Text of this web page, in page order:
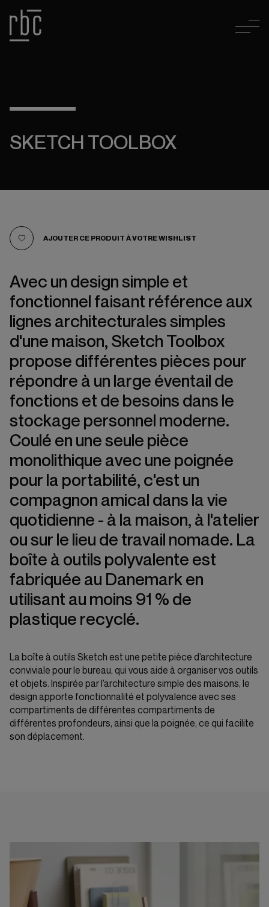
SKETCH TOOLBOX
AJOUTER CE PRODUIT À VOTRE WISHLIST
Avec un design simple et
fonctionnel faisant référence aux
lignes architecturales simples
d'une maison, Sketch Toolbox
propose différentes pièces pour
répondre à un large éventail de
fonctions et de besoins dans le
stockage personnel moderne.
Coulé en une seule pièce
monolithique avec une poignée
pour la portabilité, c'est un
compagnon amical dans la vie
quotidienne - à la maison, à l'atelier
ou sur le lieu de travail nomade. La
boîte à outils polyvalente est
fabriquée au Danemark en
utilisant au moins 91 % de
plastique recyclé.​
La boîte à outils Sketch est une petite pièce d’architecture
conviviale pour le bureau, qui vous aide à organiser vos outils
et objets. Inspirée par l’architecture simple des maisons, le
design apporte fonctionnalité et polyvalence avec ses
compartiments de différentes compartiments de
différentes profondeurs, ainsi que la poignée, ce qui facilite
son déplacement.